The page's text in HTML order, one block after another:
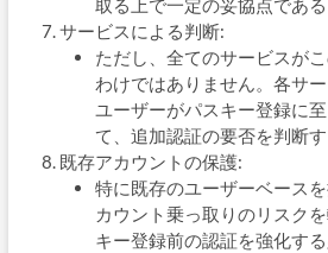
取る上で一定の妥協点である
サービスによる判断:
ただし、全てのサービスが
わけではありません。各サ
ユーザーがパスキー登録に
て、追加認証の要否を判断す
既存アカウントの保護:
特に既存のユーザーベース
カウント乗っ取りのリスク
キー登録前の認証を強化する